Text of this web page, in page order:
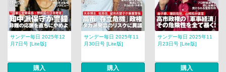
サンデー毎日 2025年12
月7日号 [Lite版]
購入
サンデー毎日 2025年11
月30日号 [Lite版]
購入
サンデー毎日 2025年11
月23日号 [Lite版]
購入